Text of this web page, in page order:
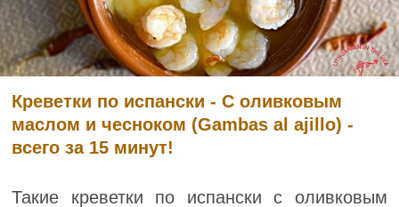
Креветки по испански - С оливковым
маслом и чесноком (Gambas al ajillo) -
всего за 15 минут!
Такие креветки по испански с оливковым